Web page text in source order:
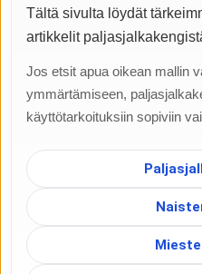
Tältä sivulta löydät
artikkelit
Jos etsit apua oikean mallin
ymmärtämiseen,
käyttötarkoituksiin sopiviin